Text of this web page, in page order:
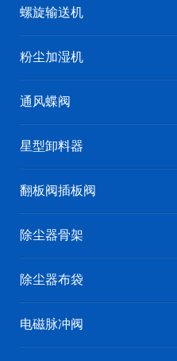
螺旋输送机
粉尘加湿机
通风蝶阀
星型卸料器
翻板阀插板阀
除尘器骨架
除尘器布袋
电磁脉冲阀